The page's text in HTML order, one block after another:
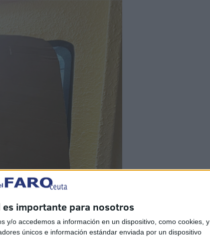
es importante para nosotros
y/o accedemos a información en un dispositivo, como cookies, y
únicos e información estándar enviada por un dispositivo